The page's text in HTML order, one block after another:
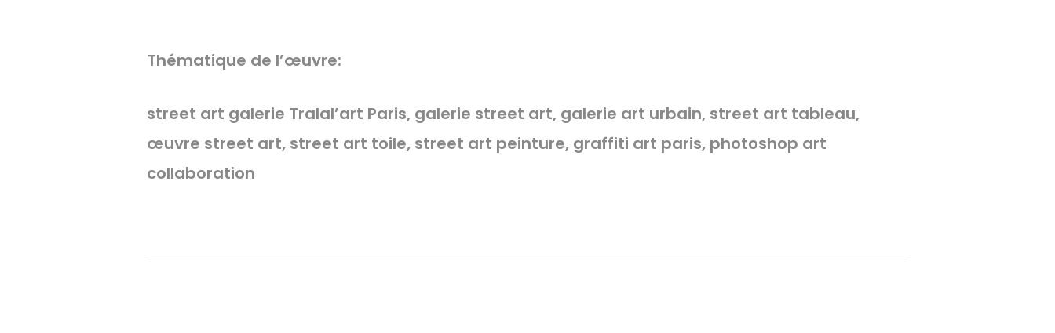
Thématique de l’œuvre:
street art galerie Tralal’art Paris, galerie street art, galerie art urbain, street art tableau,
œuvre street art, street art toile, street art peinture, graffiti art paris, photoshop art
collaboration